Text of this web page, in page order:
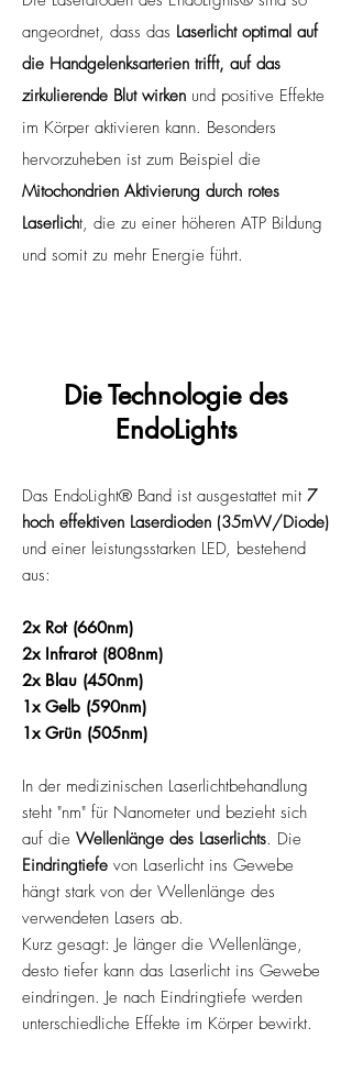
angeordnet, dass das Laserlicht optimal auf
die Handgelenksarterien trifft, auf das
zirkulierende Blut wirken und positive Effekte
im Körper aktivieren kann. Besonders
hervorzuheben ist zum Beispiel die
Mitochondrien Aktivierung durch rotes
Laserlicht, die zu einer höheren ATP Bildung
und somit zu mehr Energie führt.
Die Technologie des
EndoLights
Das EndoLight® Band ist ausgestattet mit 7
hoch effektiven Laserdioden (35mW/Diode)
und einer leistungsstarken LED, bestehend
aus:
2x Rot (660nm)
2x Infrarot (808nm)
2x Blau (450nm)
1x Gelb (590nm)
1x Grün (505nm)
In der medizinischen Laserlichtbehandlung
steht "nm" für Nanometer und bezieht sich
auf die Wellenlänge des Laserlichts. Die
Eindringtiefe von Laserlicht ins Gewebe
hängt stark von der Wellenlänge des
verwendeten Lasers ab.
Kurz gesagt: Je länger die Wellenlänge,
desto tiefer kann das Laserlicht ins Gewebe
eindringen. Je nach Eindringtiefe werden
unterschiedliche Effekte im Körper bewirkt.